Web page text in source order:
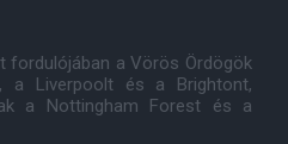
fordulójában a Vörös Ördögök
a Liverpoolt és a Brightont,
a Nottingham Forest és a